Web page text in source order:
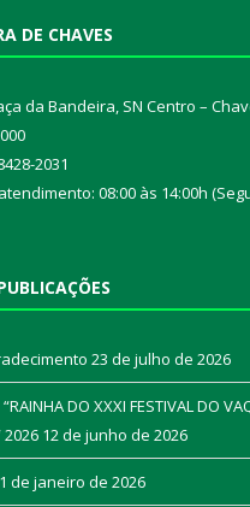
DE CHAVES
da Bandeira, SN Centro –
2031
08:00 às 14:00h
23 de julho de 2026
DO XXXI FESTIVAL DO
2026 12 de junho de 2026
1 de janeiro de 2026